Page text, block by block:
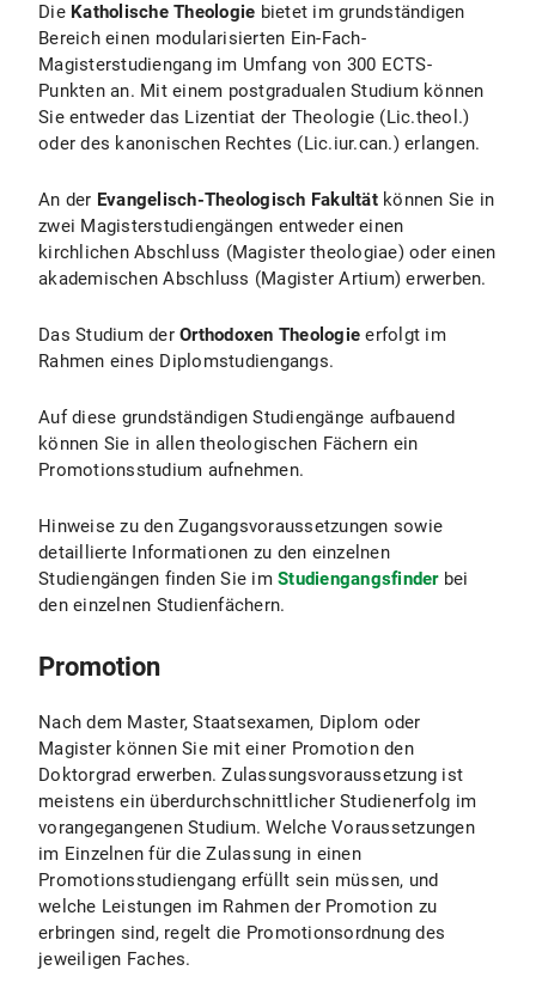
Die Katholische Theologie bietet im grundständigen
Bereich einen modularisierten Ein-Fach-
Magisterstudiengang im Umfang von 300 ECTS-
Punkten an. Mit einem postgradualen Studium können
Sie entweder das Lizentiat der Theologie (Lic.theol.)
oder des kanonischen Rechtes (Lic.iur.can.) erlangen.
An der Evangelisch-Theologisch Fakultätkönnen Sie in
zwei Magisterstudiengängen entweder einen
kirchlichen Abschluss (Magister theologiae) oder einen
akademischen Abschluss (Magister Artium) erwerben.
Das Studium der Orthodoxen Theologie erfolgt im
Rahmen eines Diplomstudiengangs.
Auf diese grundständigen Studiengänge aufbauend
können Sie in allen theologischen Fächern ein
Promotionsstudium aufnehmen.
Hinweise zu den Zugangsvoraussetzungen sowie
detaillierte Informationen zu den einzelnen
Studiengängen finden Sie im Studiengangsfinderbei
den einzelnen Studienfächern.
Promotion
Nach dem Master, Staatsexamen, Diplom oder
Magister können Sie mit einer Promotion den
Doktorgrad erwerben. Zulassungsvoraussetzung ist
meistens ein überdurchschnittlicher Studienerfolg im
vorangegangenen Studium. Welche Voraussetzungen
im Einzelnen für die Zulassung in einen
Promotionsstudiengang erfüllt sein müssen, und
welche Leistungen im Rahmen der Promotion zu
erbringen sind, regelt die Promotionsordnung des
jeweiligen Faches.